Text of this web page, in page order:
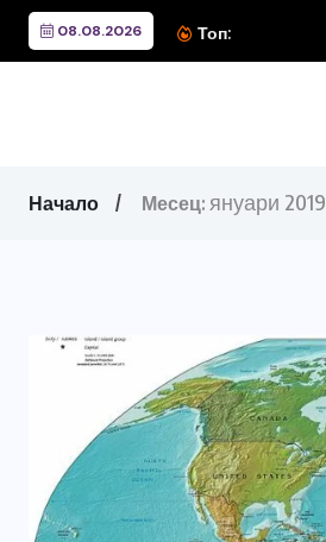
08.08.2026 Топ:
Начало Месец: януари 2019